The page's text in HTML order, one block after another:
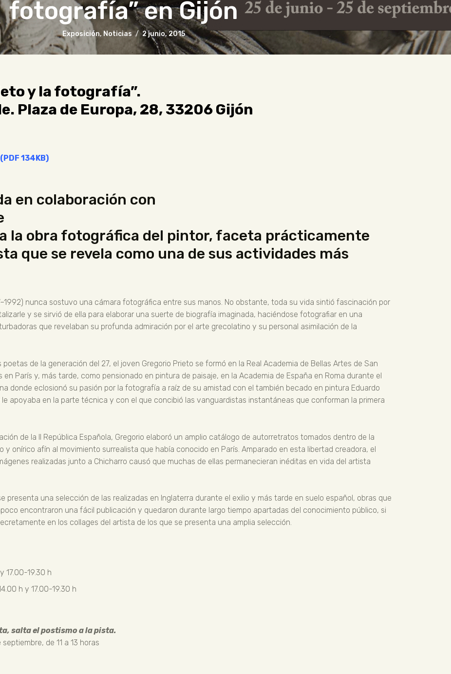
fotografía” en Gijón
Exposición, Noticias 2 junio, 2015
y la fotografía”.
Plaza de Europa, 28, 33206 Gijón
134KB)
en colaboración con
la obra fotográfica del pintor, faceta prácticamente
que se revela como una de sus actividades más
nunca sostuvo una cámara fotográfica entre sus manos. No obstante, toda su vida sintió fascinación por
y se sirvió de ella para elaborar una suerte de biografía imaginada, haciéndose fotografiar en una
que revelaban su profunda admiración por el arte grecolatino y su personal asimilación de la
de la generación del 27, el joven Gregorio Prieto se formó en la Real Academia de Bellas Artes de San
París y, más tarde, como pensionado en pintura de paisaje, en la Academia de España en Roma durante el
donde eclosionó su pasión por la fotografía a raíz de su amistad con el también becado en pintura Eduardo
apoyaba en la parte técnica y con el que concibió las vanguardistas instantáneas que conforman la primera
de la II República Española, Gregorio elaboró un amplio catálogo de autorretratos tomados dentro de la
y onírico afín al movimiento surrealista que había conocido en París. Amparado en esta libertad creadora, el
realizadas junto a Chicharro causó que muchas de ellas permanecieran inéditas en vida del artista
presenta una selección de las realizadas en Inglaterra durante el exilio y más tarde en suelo español, obras que
encontraron una fácil publicación y quedaron durante largo tiempo apartadas del conocimiento público, si
en los collages del artista de los que se presenta una amplia selección.
17.00-19.30 h
h y 17.00-19.30 h
salta el postismo a la pista.
de 11 a 13 horas